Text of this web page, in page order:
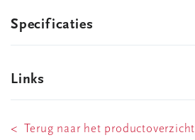
Specificaties
Links
< Terug naar het productoverzicht